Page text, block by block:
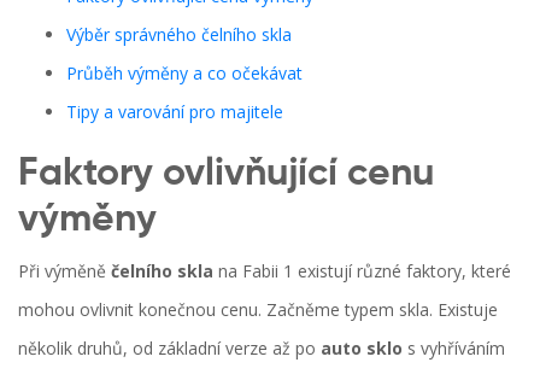
Výběr správného čelního skla
Průběh výměny a co očekávat
Tipy a varování pro majitele
Faktory ovlivňující cenu
výměny
Při výměně čelního skla na Fabii 1 existují různé faktory, které
mohou ovlivnit konečnou cenu. Začněme typem skla. Existuje
několik druhů, od základní verze až po auto sklo s vyhříváním